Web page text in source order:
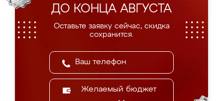
ДО КОНЦА АВГУСТА
Оставьте заявку сейчас, скидка
сохранится.
Желаемый бюджет